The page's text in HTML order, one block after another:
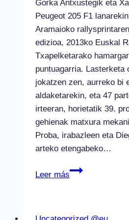
Gorka Antxustegik eta
Peugeot 205 F1
Aramaioko
edizioa, 2013ko Euskal
Txapelketarako
puntuagarria. Lasterketa
jokatzen zen, aurreko bi
aldaketarekin, eta 47
irteeran, horietatik 39.
gehienak matxura
Proba, irabazleen eta
arteko etengabeko…
Leer más
Gorka